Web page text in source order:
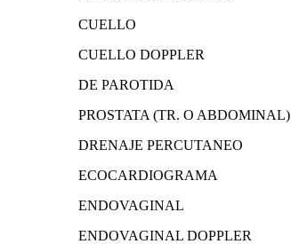
CUELLO
CUELLO DOPPLER
DE PAROTIDA
PROSTATA (TR. O ABDOMINAL)
DRENAJE PERCUTANEO
ECOCARDIOGRAMA
ENDOVAGINAL
ENDOVAGINAL DOPPLER